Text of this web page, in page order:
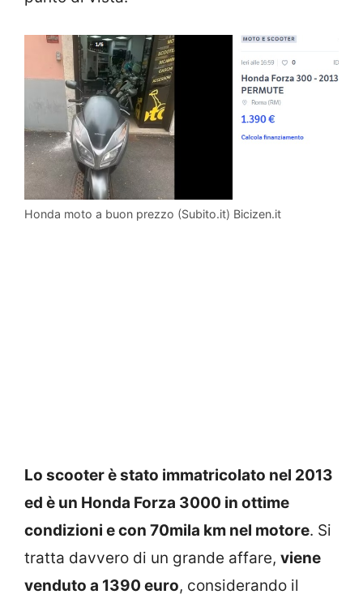
Honda moto a buon prezzo (Subito.it) Bicizen.it
Lo scooter è stato immatricolato nel 2013
ed è un Honda Forza 3000 in ottime
condizioni e con 70mila km nel motore. Si
tratta davvero di un grande affare, viene
venduto a 1390 euro, considerando il